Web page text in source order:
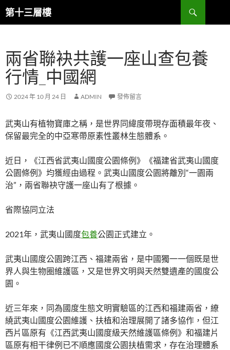
跳
至
內
容
第十三層樓
搜
尋
兩省聯袂共護一座山查包養
行情_中國網
2024 年 10 月 24 日 ADMIN 發佈留言
武夷山有植物寶庫之稱，是世界同緯度帶現存面積最年夜、
保留最完全的中亞寒帶原素性叢林生態體系。
近日，《江西省武夷山國度公園條例》《福建省武夷山國度
公園條例》均獲經由過程。武夷山國度公園將離別“一園兩
治”，兩省聯袂守護一座山有了根據。
省際協同立法
2021年，武夷山國度包養公園正式建立。
武夷山國度公園跨江西、福建兩省，是中國獨一一個既是世
界人與生物圈維護區，又是世界文明與天然雙遺產的國度公
園。
近三年來，同為國度生態文明實驗區的江西和福建兩省，繚
繞武夷山國度公園維護、扶植和治理展開了諸多協作，但江
西片區原有《江西武夷山國度級天然維護區條例》和福建片
區原有相干律例已不順應國度公園扶植需求，存在治理體系